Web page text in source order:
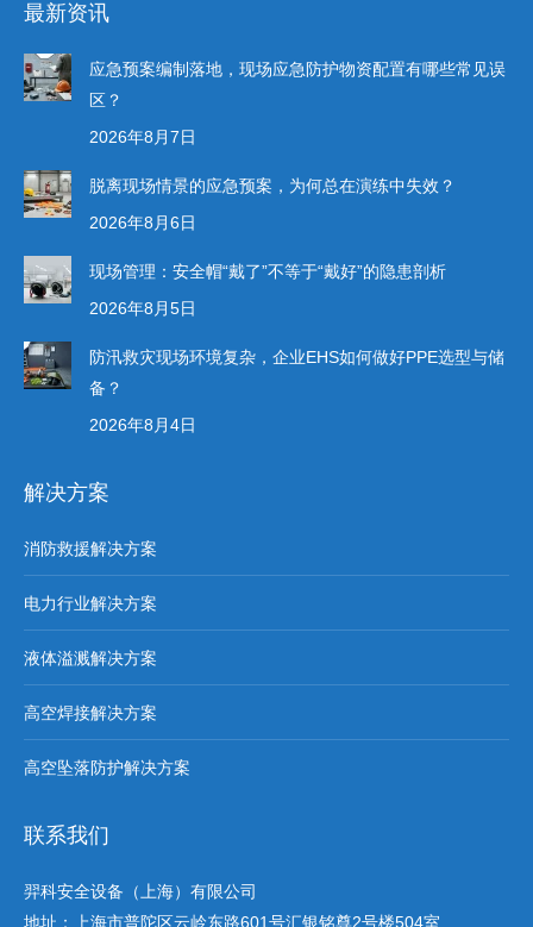
最新资讯
应急预案编制落地，现场应急防护物资配置有哪些常见误
区？
2026年8月7日
脱离现场情景的应急预案，为何总在演练中失效？
2026年8月6日
现场管理：安全帽“戴了”不等于“戴好”的隐患剖析
2026年8月5日
防汛救灾现场环境复杂，企业EHS如何做好PPE选型与储
备？
2026年8月4日
解决方案
消防救援解决方案
电力行业解决方案
液体溢溅解决方案
高空焊接解决方案
高空坠落防护解决方案
联系我们
羿科安全设备（上海）有限公司
地址：上海市普陀区云岭东路601号汇银铭尊2号楼504室